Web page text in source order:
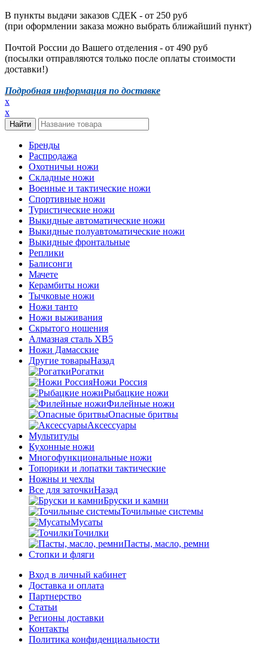
В пункты выдачи заказов СДЕК - от 250 руб
(при оформлении заказа можно выбрать ближайший пункт)
Почтой России до Вашего отделения - от 490 руб
(посылки отправляются только после оплаты стоимости
доставки!)
Подробная информация по доставке
x
x
Бренды
Распродажа
Охотничьи ножи
Складные ножи
Военные и тактические ножи
Спортивные ножи
Туристические ножи
Выкидные автоматические ножи
Выкидные полуавтоматические ножи
Выкидные фронтальные
Реплики
Балисонги
Мачете
Керамбиты ножи
Тычковые ножи
Ножи танто
Ножи выживания
Скрытого ношения
Алмазная сталь ХВ5
Ножи Дамасские
Другие товарыНазад
Рогатки
Ножи Россия
Рыбацкие ножи
Филейные ножи
Опасные бритвы
Аксессуары
Мультитулы
Кухонные ножи
Многофункциональные ножи
Топорики и лопатки тактические
Ножны и чехлы
Все для заточкиНазад
Бруски и камни
Точильные системы
Мусаты
Точилки
Пасты, масло, ремни
Стопки и фляги
Вход в личный кабинет
Доставка и оплата
Партнерство
Статьи
Регионы доставки
Контакты
Политика конфиденциальности